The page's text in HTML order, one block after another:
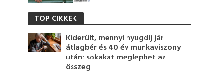
TOP CIKKEK
Kiderült, mennyi nyugdíj jár
átlagbér és 40 év munkaviszony
után: sokakat meglephet az
összeg